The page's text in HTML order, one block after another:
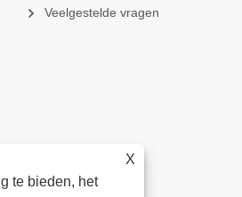
X
te bieden, het
Veelgestelde vragen